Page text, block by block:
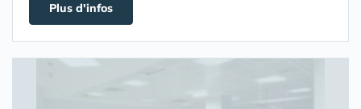
Plus d'infos